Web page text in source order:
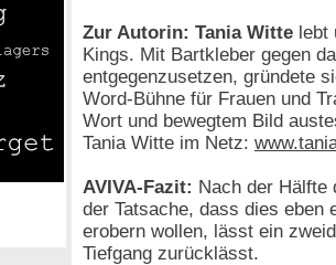
Zur Autorin: Tania Witte lebt
Kings. Mit Bartkleber gegen
entgegenzusetzen, gründete
Word-Bühne für Frauen und
Wort und bewegtem Bild
Tania Witte im Netz:
AVIVA-Fazit: Nach der Hälfte
der Tatsache, dass dies eben
erobern wollen, lässt ein
Tiefgang zurücklässt.